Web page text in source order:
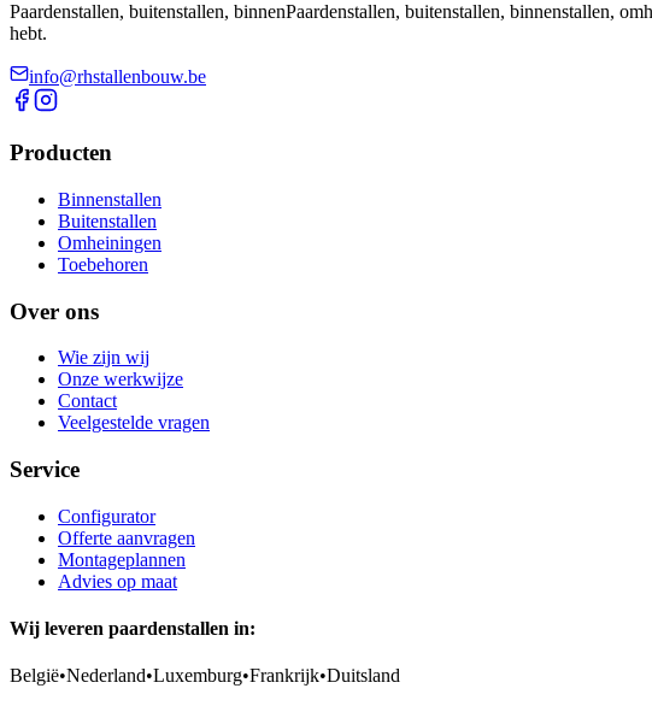
Paardenstallen, buitenstallen, binnenPaardenstallen, buitenstallen, binnenstallen,
hebt.
info@rhstallenbouw.be
Producten
Binnenstallen
Buitenstallen
Omheiningen
Toebehoren
Over ons
Wie zijn wij
Onze werkwijze
Contact
Veelgestelde vragen
Service
Configurator
Offerte aanvragen
Montageplannen
Advies op maat
Wij leveren paardenstallen in:
België•Nederland•Luxemburg•Frankrijk•Duitsland